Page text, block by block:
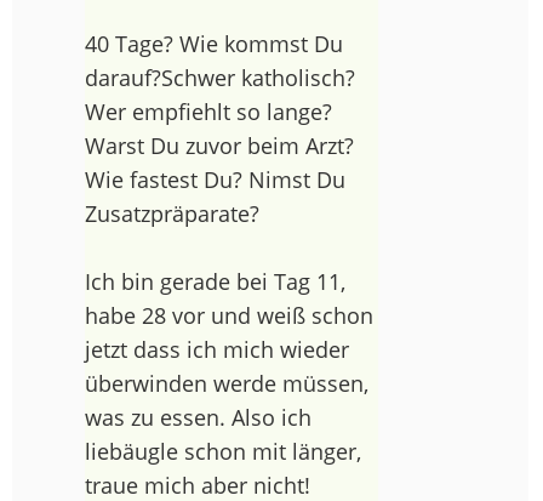
40 Tage? Wie kommst Du
darauf?Schwer katholisch?
Wer empfiehlt so lange?
Warst Du zuvor beim Arzt?
Wie fastest Du? Nimst Du
Zusatzpräparate?
Ich bin gerade bei Tag 11,
habe 28 vor und weiß schon
jetzt dass ich mich wieder
überwinden werde müssen,
was zu essen. Also ich
liebäugle schon mit länger,
traue mich aber nicht!